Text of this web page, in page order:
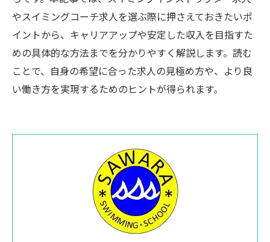
やスイミングコーチ求人を選ぶ際に押さえておきたいポ
イントから、キャリアアップや安定した収入を目指すた
めの具体的な方法までを分かりやすく解説します。読む
ことで、自身の希望に合った求人の見極め方や、より良
い働き方を実現するためのヒントが得られます。